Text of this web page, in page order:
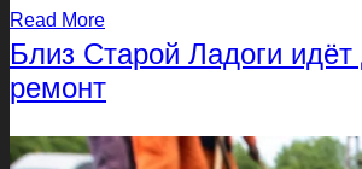
Read More
Близ Старой Ладоги
ремонт